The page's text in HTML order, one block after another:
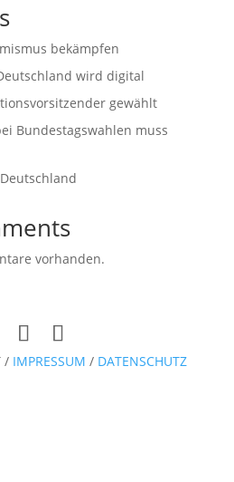
bekämpfen
wird digital
gewählt
Bundestagswahlen muss
vorhanden.
/ IMPRESSUM / DATENSCHUTZ